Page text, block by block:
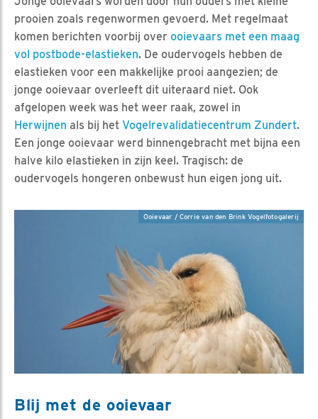
prooien zoals regenwormen gevoerd. Met regelmaat
komen berichten voorbij over ooievaars met een maag
vol postbode-elastieken. De oudervogels hebben de
elastieken voor een makkelijke prooi aangezien; de
jonge ooievaar overleeft dit uiteraard niet. Ook
afgelopen week was het weer raak, zowel in
Herwijnen als bij het Vogelrevalidatiecentrum Zundert.
Een jonge ooievaar werd binnengebracht met bijna een
halve kilo elastieken in zijn keel. Tragisch: de
oudervogels hongeren onbewust hun eigen jong uit.
Ooievaar / Corrie van den Brink Vogelfotogalerij
Blij met de ooievaar